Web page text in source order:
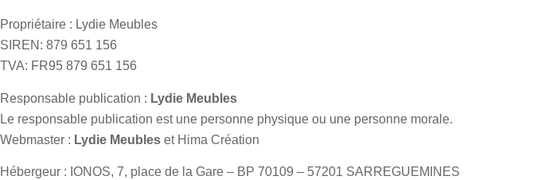
Propriétaire : Lydie Meubles
SIREN: 879 651 156
TVA: FR95 879 651 156
Responsable publication : Lydie Meubles
Le responsable publication est une personne physique ou une personne morale.
Webmaster : Lydie Meubles et Hima Création
Hébergeur : IONOS, 7, place de la Gare – BP 70109 – 57201 SARREGUEMINES